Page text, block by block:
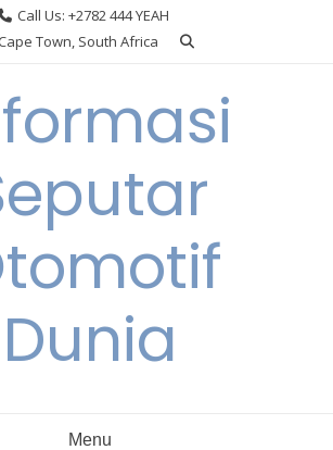
Call Us: +2782 444 YEAH
Cape Town, South Africa
Dunia
Menu